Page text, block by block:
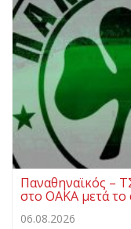
Παναθηναϊκός –
στο ΟΑΚΑ μετά το
06.08.2026